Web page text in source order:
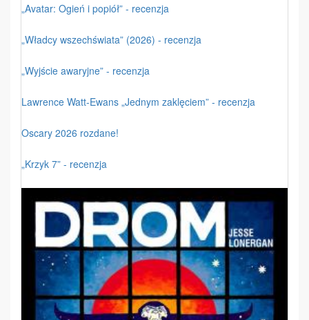
„Avatar: Ogień i popiół” - recenzja
„Władcy wszechświata” (2026) - recenzja
„Wyjście awaryjne” - recenzja
Lawrence Watt-Ewans „Jednym zaklęciem” - recenzja
Oscary 2026 rozdane!
„Krzyk 7” - recenzja